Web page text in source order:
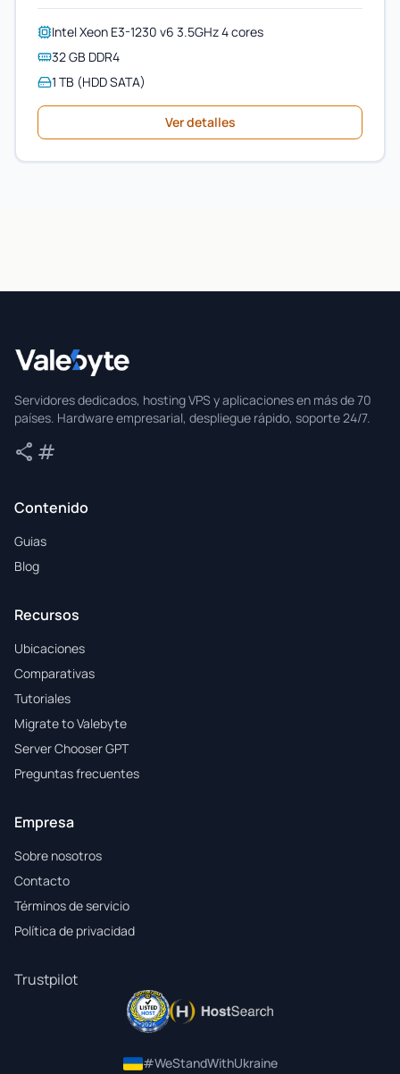
Intel Xeon E3-1230 v6 3.5GHz 4 cores
32 GB DDR4
1 TB (HDD SATA)
Ver detalles
Servidores dedicados, hosting VPS y aplicaciones en más de 70
países. Hardware empresarial, despliegue rápido, soporte 24/7.
share Compartir
tag
Contenido
Guias
Blog
Recursos
Ubicaciones
Comparativas
Tutoriales
Migrate to Valebyte
Server Chooser GPT
Preguntas frecuentes
Empresa
Sobre nosotros
Contacto
Términos de servicio
Política de privacidad
Trustpilot
#WeStandWithUkraine